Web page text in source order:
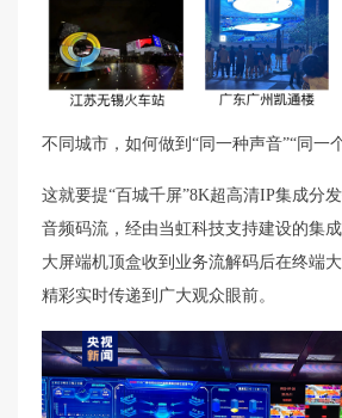
不同城市，如何做到“同一种声音”“同一
这就要提“百城千屏”8K超高清IP集成分
音频码流，经由当虹科技支持建设的集
大屏端机顶盒收到业务流解码后在终端
精彩实时传递到广大观众眼前。